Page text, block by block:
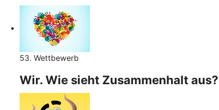
53. Wettbewerb
Wir. Wie sieht Zusammenhalt aus?